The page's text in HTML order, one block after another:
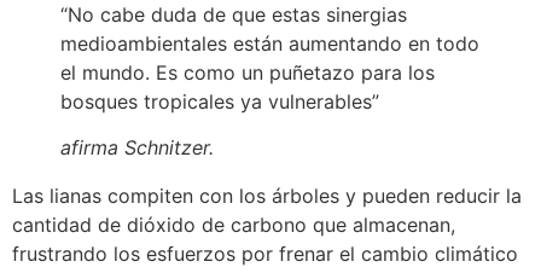
“No cabe duda de que estas sinergias
medioambientales están aumentando en todo
el mundo. Es como un puñetazo para los
bosques tropicales ya vulnerables”
afirma Schnitzer.
Las lianas compiten con los árboles y pueden reducir la
cantidad de dióxido de carbono que almacenan,
frustrando los esfuerzos por frenar el cambio climático